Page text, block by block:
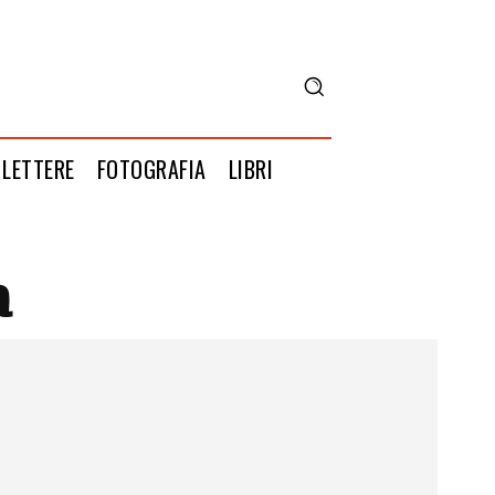
LETTERE FOTOGRAFIA LIBRI